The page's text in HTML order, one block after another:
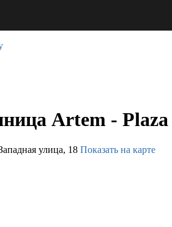
Artem - Plaza
улица, 18 Показать на карте